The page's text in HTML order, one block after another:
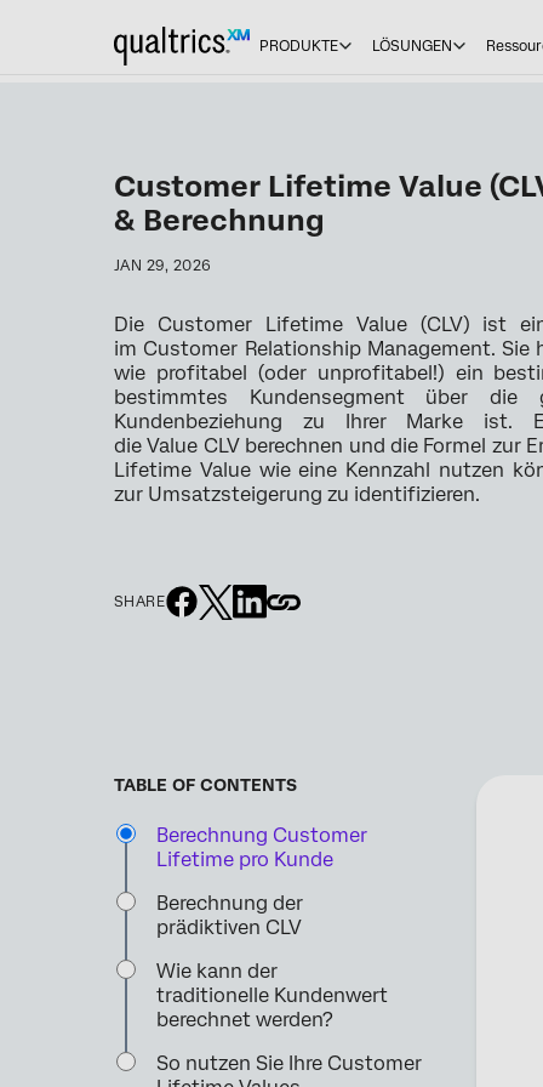
PRODUKTE LÖSUNGEN
Customer Lifetime Value
& Berechnung
JAN 29, 2026
Die Customer Lifetime Value (CLV) ist
im Customer Relationship Management. Sie
wie profitabel (oder unprofitabel!) ein
bestimmtes Kundensegment über die
Kundenbeziehung zu Ihrer Marke ist.
die Value CLV berechnen und die Formel zur
Lifetime Value wie eine Kennzahl nutzen
zur Umsatzsteigerung zu identifizieren.
SHARE
TABLE OF CONTENTS
Berechnung Customer
Lifetime pro Kunde
Berechnung der
prädiktiven CLV
Wie kann der
traditionelle Kundenwert
berechnet werden?
So nutzen Sie Ihre Customer